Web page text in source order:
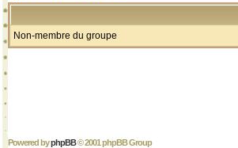
Non-membre du groupe
Powered byphpBB© 2001 phpBB Group